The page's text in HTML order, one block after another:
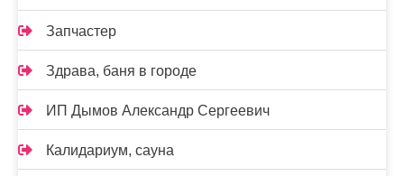
Запчастер
Здрава, баня в городе
ИП Дымов Александр Сергеевич
Калидариум, сауна